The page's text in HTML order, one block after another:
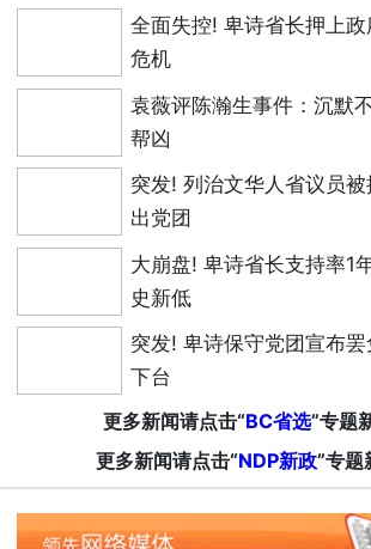
全面失控! 卑诗省长押上
危机
袁薇评陈瀚生事件：沉默
帮凶
突发! 列治文华人省议员
出党团
大崩盘! 卑诗省长支持率1
史新低
突发! 卑诗保守党团宣布
下台
更多新闻请点击“BC省选”专题
更多新闻请点击“NDP新政”专题